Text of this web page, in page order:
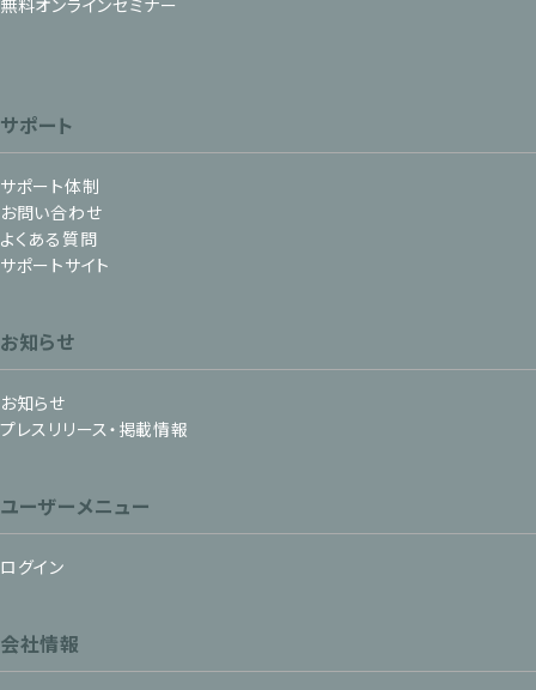
サポート
サポート体制
お問い合わせ
よくある質問
サポートサイト
お知らせ
お知らせ
プレスリリース・掲載情報
ユーザーメニュー
ログイン
会社情報